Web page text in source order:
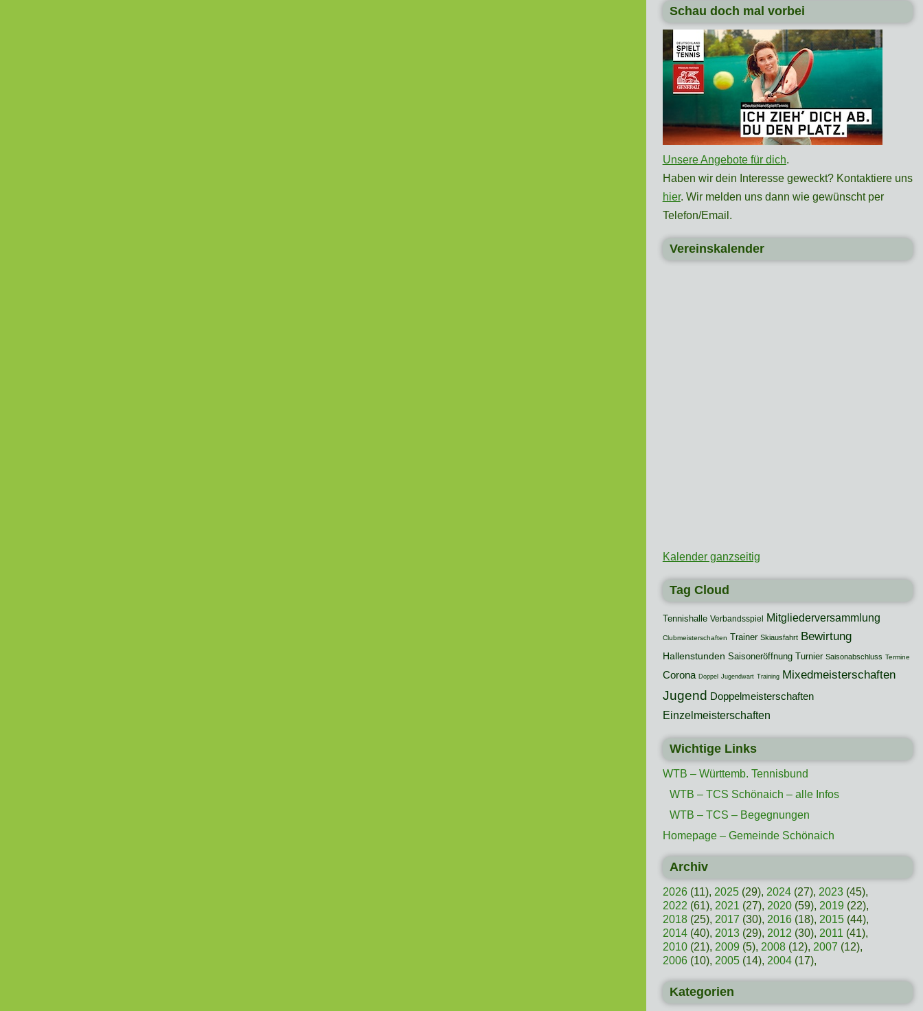
Schau doch mal vorbei
Unsere Angebote für dich.
Haben wir dein Interesse geweckt? Kontaktiere uns
hier. Wir melden uns dann wie gewünscht per
Telefon/Email.
Vereinskalender
Kalender ganzseitig
Tag Cloud
Tennishalle Verbandsspiel Mitgliederversammlung
Clubmeisterschaften Trainer Skiausfahrt Bewirtung
Hallenstunden Saisoneröffnung Turnier Saisonabschluss Termine
Corona Doppel Jugendwart Training Mixedmeisterschaften
Jugend Doppelmeisterschaften
Einzelmeisterschaften
Wichtige Links
WTB – Württemb. Tennisbund
WTB – TCS Schönaich – alle Infos
WTB – TCS – Begegnungen
Homepage – Gemeinde Schönaich
Archiv
2026(11), 2025(29), 2024(27), 2023(45),
2022 (61), 2021 (27), 2020(59), 2019(22),
2018(25), 2017 (30), 2016(18), 2015(44),
2014(40), 2013(29), 2012 (30), 2011 (41),
2010(21), 2009(5), 2008(12), 2007 (12),
2006(10), 2005(14), 2004(17),
Kategorien